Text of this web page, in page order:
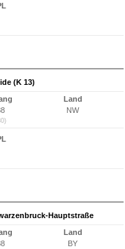
(K 13)
Land
NW
Hauptstraße
Land
BY